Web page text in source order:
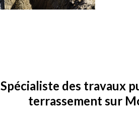
Spécialiste des travaux
terrassement sur